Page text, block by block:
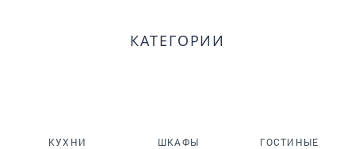
КАТЕГОРИИ
КУХНИ ШКАФЫ ГОСТИНЫЕ